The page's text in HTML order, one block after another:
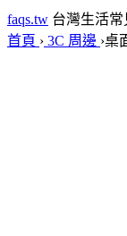
faqs.tw 台灣生活常
首頁 › 3C 周邊 ›桌